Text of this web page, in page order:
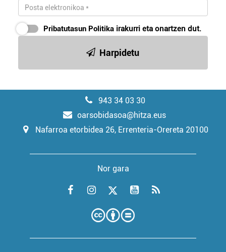
Pribatutasun Politika irakurri eta onartzen dut.
Harpidetu
943 34 03 30
oarsobidasoa@hitza.eus
Nafarroa etorbidea 26, Errenteria-Orereta 20100
Nor gara